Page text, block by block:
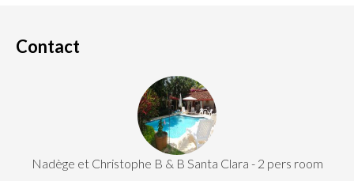
Contact
Nadège et Christophe B & B Santa Clara - 2 pers room